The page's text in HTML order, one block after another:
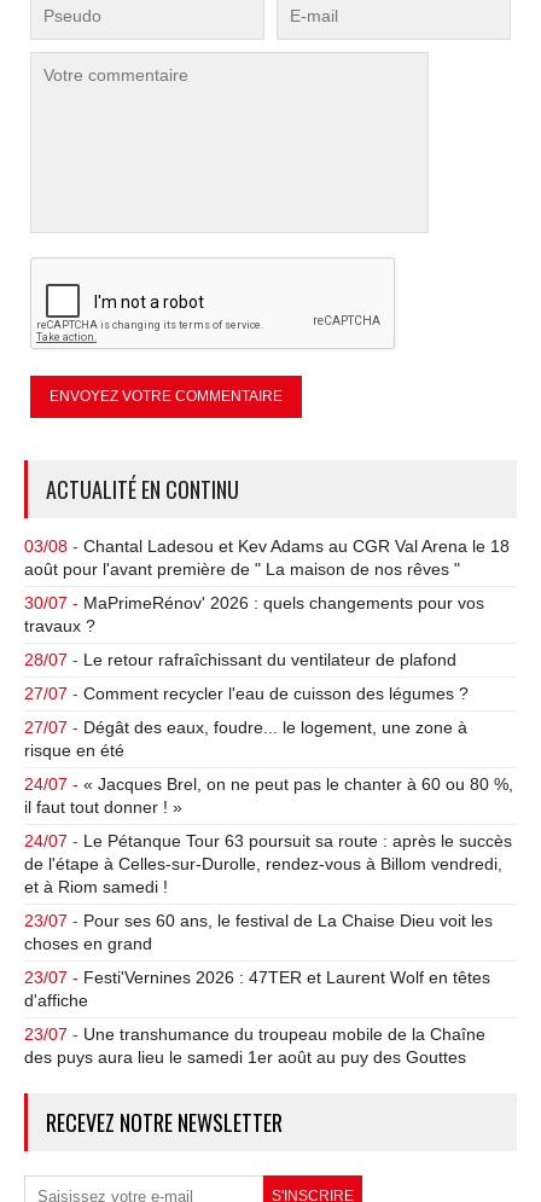
ACTUALITÉ EN CONTINU
03/08 - Chantal Ladesou et Kev Adams au CGR Val Arena le 18
août pour l'avant première de " La maison de nos rêves "
30/07 - MaPrimeRénov' 2026 : quels changements pour vos
travaux ?
28/07 - Le retour rafraîchissant du ventilateur de plafond
27/07 - Comment recycler l'eau de cuisson des légumes ?
27/07 - Dégât des eaux, foudre... le logement, une zone à
risque en été
24/07 - « Jacques Brel, on ne peut pas le chanter à 60 ou 80 %,
il faut tout donner ! »
24/07 - Le Pétanque Tour 63 poursuit sa route : après le succès
de l'étape à Celles-sur-Durolle, rendez-vous à Billom vendredi,
et à Riom samedi !
23/07 - Pour ses 60 ans, le festival de La Chaise Dieu voit les
choses en grand
23/07 - Festi'Vernines 2026 : 47TER et Laurent Wolf en têtes
d'affiche
23/07 - Une transhumance du troupeau mobile de la Chaîne
des puys aura lieu le samedi 1er août au puy des Gouttes
RECEVEZ NOTRE NEWSLETTER